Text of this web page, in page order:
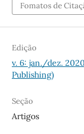
Fomatos de
Edição
v. 6: jan./dez.
Publishing)
Seção
Artigos